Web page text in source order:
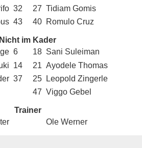
32 27 Tidiam Gomis
43 40 Romulo Cruz
Nicht im Kader
6 18 Sani Suleiman
14 21 Ayodele Thomas
37 25
Leopold Zingerle
47 Viggo Gebel
Trainer
Ole Werner